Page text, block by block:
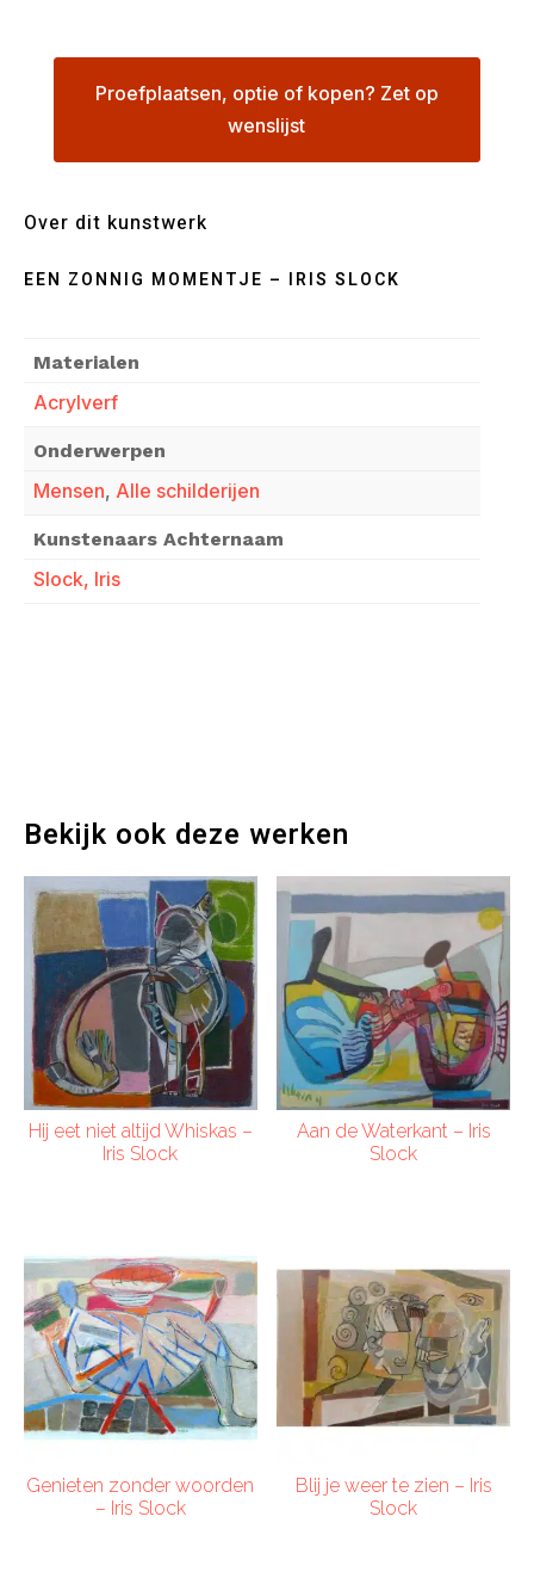
Proefplaatsen, optie of kopen? Zet op
wenslijst
Over dit kunstwerk
EEN ZONNIG MOMENTJE – IRIS SLOCK
Materialen
Acrylverf
Onderwerpen
Mensen, Alle schilderijen
Kunstenaars Achternaam
Slock, Iris
Bekijk ook deze werken
Hij eet niet altijd Whiskas –
Iris Slock
Aan de Waterkant – Iris
Slock
Genieten zonder woorden
– Iris Slock
Blij je weer te zien – Iris
Slock